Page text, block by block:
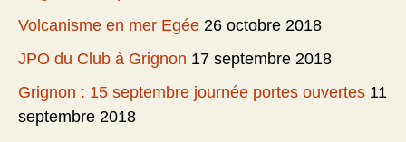
Volcanisme en mer Egée 26 octobre 2018
JPO du Club à Grignon 17 septembre 2018
Grignon : 15 septembre journée portes ouvertes 11
septembre 2018